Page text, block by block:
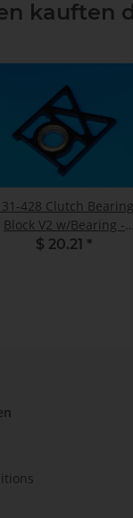
kauften
428 Clutch Bearing
Block V2 w/Bearing -
Pack of 1
$ 20.21 *